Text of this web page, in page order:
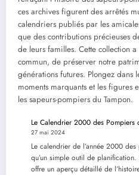
ces archives figurent des arrêtés
calendriers publiés par les
que des contributions précieuses
de leurs familles. Cette collection
commun, de préserver notre
générations futures. Plongez dans
moments marquants et les figures
les sapeurs-pompiers du Tampon.
Le Calendrier 2000 des Pompiers
27 mai 2024
Le calendrier de l’année 2000
qu’un simple outil de
offre un aperçu détaillé de